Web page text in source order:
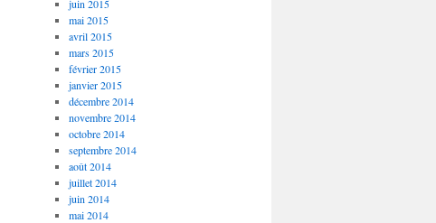
juin 2015
mai 2015
avril 2015
mars 2015
février 2015
janvier 2015
décembre 2014
novembre 2014
octobre 2014
septembre 2014
août 2014
juillet 2014
juin 2014
mai 2014